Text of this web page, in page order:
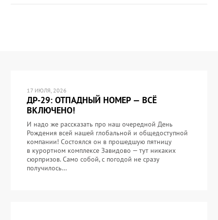
17 ИЮЛЯ, 2026
ДР-29: ОТПАДНЫЙ НОМЕР — ВСЁ
ВКЛЮЧЕНО!
И надо же рассказать про наш очередной День
Рождения всей нашей глобальной и общедоступной
компании! Состоялся он в прошедшую пятницу
в курортном комплексе Завидово — тут никаких
сюрпризов. Само собой, с погодой не сразу
получилось…